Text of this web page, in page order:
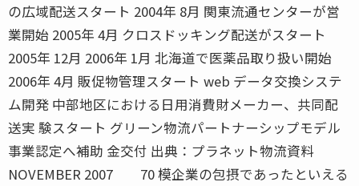
の広域配送スタート 2004年 8月 関東流通センターが営
業開始 2005年 4月 クロスドッキング配送がスタート
2005年 12月 2006年 1月 北海道で医薬品取り扱い開始
2006年 4月 販促物管理スタート web データ交換システ
ム開発 中部地区における日用消費財メーカー、共同配
送実 験スタート グリーン物流パートナーシップモデル
事業認定へ補助 金交付 出典：プラネット物流資料
NOVEMBER 2007 70 模企業の包摂であったといえる